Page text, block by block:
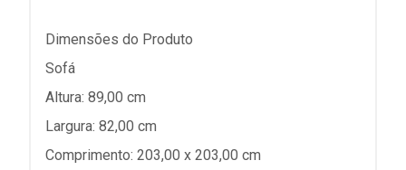
Dimensões do Produto
Sofá
Altura: 89,00 cm
Largura: 82,00 cm
Comprimento: 203,00 x 203,00 cm